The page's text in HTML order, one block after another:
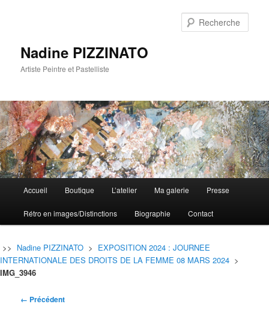
Nadine PIZZINATO
Artiste Peintre et Pastelliste
principal
Aller
au
contenu
principal
Aller
au
contenu
secondaire
Accueil Boutique L’atelier Ma galerie Presse
Rétro en images/Distinctions Biographie Contact
>> Nadine PIZZINATO > EXPOSITION 2024 : JOURNEE
INTERNATIONALE DES DROITS DE LA FEMME 08 MARS 2024 >
IMG_3946
Navigation
← Précédent